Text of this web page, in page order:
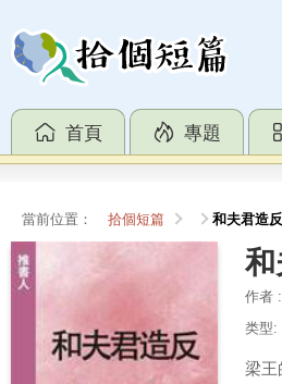
首頁 專題
當前位置： 拾個短篇 和夫君造
和
作者
类型:
梁王